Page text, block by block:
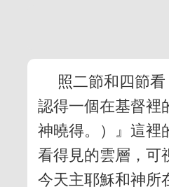
照二節和四節
認得一個在基督裡
神曉得。）』這裡
看得見的雲層，可
今天主耶穌和神所